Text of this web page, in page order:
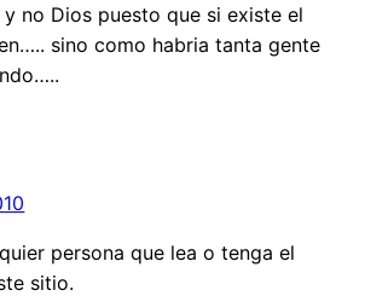
no Dios puesto que si existe el
sino como habria tanta gente
persona que lea o tenga el
sitio.